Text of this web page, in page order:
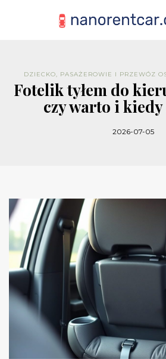
DZIECKO, PASAŻEROWIE I PRZEWÓZ
Fotelik tyłem do
czy warto i kiedy
2026-07-05